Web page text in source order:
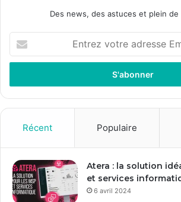
Des news, des astuces et plein
t
e
z
r
e
a
d
Récent Populaire
Atera : la solution
et services
6 avril 2024